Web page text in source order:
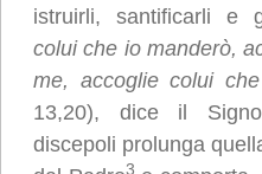
istruirli, santificarli e
colui che io manderò,
me, accoglie colui
13,20), dice il
discepoli prolunga
3